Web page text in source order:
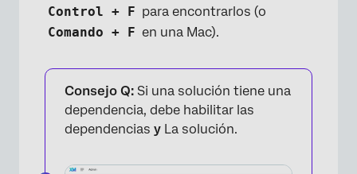
Control + F para encontrarlos (o
Comando + F en una Mac).
Consejo Q: Si una solución tiene una
dependencia, debe habilitar las
dependencias y La solución.